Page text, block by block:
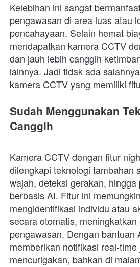
Kelebihan ini sangat
pengawasan di area luas atau
pencahayaan. Selain hemat
mendapatkan kamera CCTV
dan jauh lebih canggih
lainnya. Jadi tidak ada
kamera CCTV yang memiliki
Sudah Menggunakan
Canggih
Kamera CCTV dengan fitur
dilengkapi teknologi tambahan
wajah, deteksi gerakan, hingga
berbasis AI. Fitur ini
mengidentifikasi individu atau
secara otomatis, meningkatkan
pengawasan. Dengan bantuan
memberikan notifikasi real-
mencurigakan, bahkan di